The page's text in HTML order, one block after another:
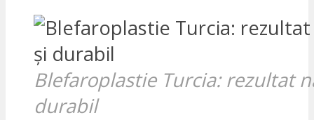
Blefaroplastie Turcia: rezultat
durabil